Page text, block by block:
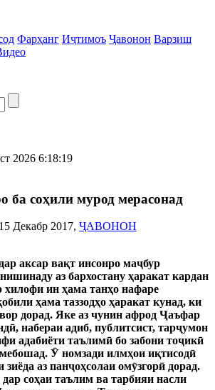
Фарҳанг Иҷтимоъ Ҷавонон Варзиш
2026 6:18:20
ба соҳили мурод мерасонад
Декабр 2017, ҶАВОНОН
аксар вақт инсонро маҷбур
аз бархостану ҳаракат кардан
хилофи ин ҳама танҳо нафаре
ҳама таззодҳо ҳаракат кунад, ки
дорад. Яке аз чунин афрод Ҷаъфар
набераи адиб, публитсист, тарҷумон
адабиёти таълимӣ бо забони тоҷикӣ
Ӯ номзади илмҳои иқтисодӣ
зиёда аз панҷоҳсолаи омӯзгорӣ дорад.
соҳаи таълим ва тарбияи насли